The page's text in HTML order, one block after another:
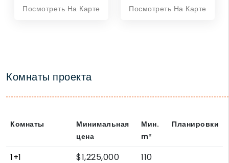
Посмотреть На Карте Посмотреть На Карте
Комнаты проекта
Комнаты
Минимальная
цена
Мин.
m²
Планировки
1+1 $1,225,000 110